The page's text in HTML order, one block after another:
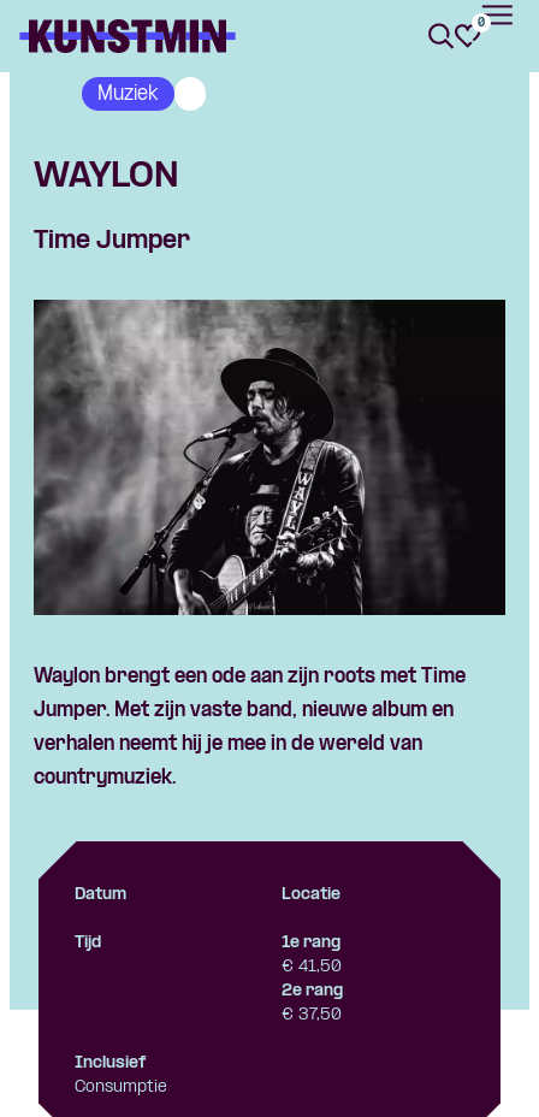
Skip navigatie
0
Muziek
WAYLON
Time Jumper
Waylon brengt een ode aan zijn roots met Time
Jumper. Met zijn vaste band, nieuwe album en
verhalen neemt hij je mee in de wereld van
countrymuziek.
Datum Locatie
Tijd
1e rang
€ 41,50
2e rang
€ 37,50
Inclusief
Consumptie